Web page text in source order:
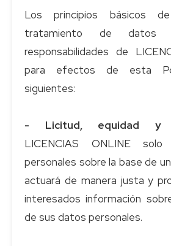
Los principios básicos
tratamiento de datos
responsabilidades de
para efectos de esta
siguientes:
- Licitud, equidad y
LICENCIAS ONLINE
personales sobre la base de
actuará de manera justa y
interesados información
de sus datos personales.